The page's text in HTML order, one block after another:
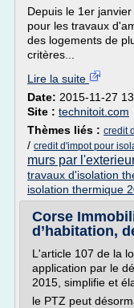
Depuis le 1er
pour les travaux
des logements de
critères...
Lire la suite
Date: 2015-11-27
Site : technitoit.com
Thèmes liés : credit
/ credit d'impot pour
murs par
travaux d'isolation
isolation thermique
Corse
d’habitation,
L'article 107 de la
application par le
2015, simplifie et
le PTZ peut